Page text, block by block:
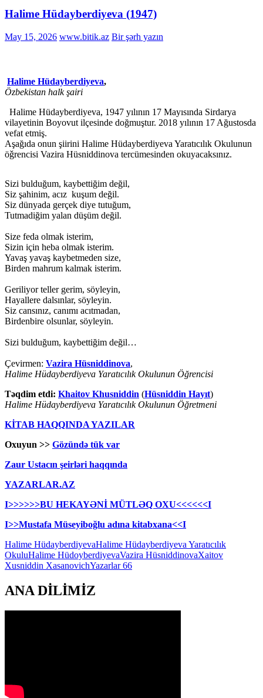
Halime Hüdayberdiyeva (1947)
May 15, 2026 www.bitik.az Bir şərh yazın
Halime Hüdayberdiyeva,
Özbekistan halk şairi
Halime Hüdayberdiyeva, 1947 yılının 17 Mayısında Sirdarya
vilayetinin Boyovut ilçesinde doğmuştur. 2018 yılının 17 Ağustosda
vefat etmiş.
Aşağıda onun şiirini Halime Hüdayberdiyeva Yaratıcılık Okulunun
öǧrencisi Vazira Hüsniddinova tercümesinden okuyacaksınız.
Sizi bulduğum, kaybettiğim değil,
Siz şahinim, acız kuşum değil.
Siz dünyada gerçek diye tutuğum,
Tutmadiğim yalan düşüm değil.
Size feda olmak isterim,
Sizin için heba olmak isterim.
Yavaş yavaş kaybetmeden size,
Birden mahrum kalmak isterim.
Geriliyor teller gerim, söyleyin,
Hayallere dalsınlar, söyleyin.
Siz cansınız, canımı acıtmadan,
Birdenbire olsunlar, söyleyin.
Sizi bulduğum, kaybettiğim değil…
Çevirmen: Vazira Hüsniddinova,
Halime Hüdayberdiyeva Yaratıcılık Okulunun Öğrencisi
Təqdim etdi: Khaitov Khusniddin (Hüsniddin Hayıt)
Halime Hüdayberdiyeva Yaratıcılık Okulunun Öğretmeni
KİTAB HAQQINDA YAZILAR
Oxuyun >> Gözündə tük var
Zaur Ustacın şeirləri haqqında
YAZARLAR.AZ
I>>>>>>BU HEKAYƏNİ MÜTLƏQ OXU<<<<<<I
I>>Mustafa Müseyiboğlu adına kitabxana<<I
Halime HüdayberdiyevaHalime Hüdayberdiyeva Yaratıcılık
OkuluHalime HüdoyberdiyevaVazira HüsniddinovaXaitov
Xusniddin XasanovichYazarlar 66
ANA DİLİMİZ